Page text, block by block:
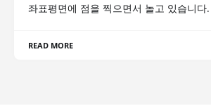
좌표평면에 점을 찍으면서 놀고 있습니다.
READ MORE